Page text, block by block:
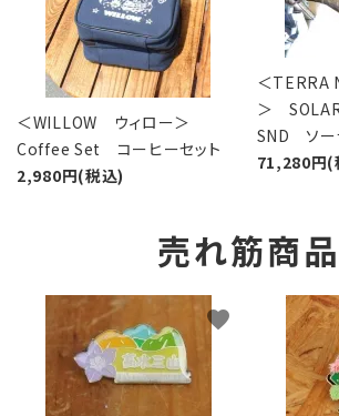
＜WILLOW ウィロー＞
Coffee Set コーヒーセット
2,980円(税込)
＜TERRA
＞
SND ソー
71,280円(
売れ筋商品
favorite